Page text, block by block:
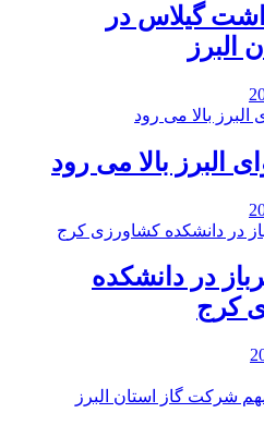
گیلاس در
البرز
البرز بالا می رود
در دانشکده
کرج